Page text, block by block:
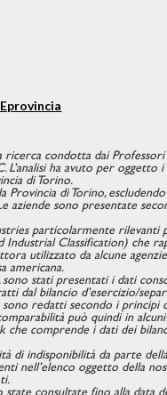
condotta dai
ha avuto per
di Torino.
di Torino,
aziende sono presentate
particolarmente rilevanti
Classification) che
utilizzato da alcune
americana.
stati presentati i dati
dal bilancio d’esercizio/
sono redatti secondo i
può quindi in
comprende i dati dei
di indisponibilità da parte
nell’elenco oggetto della
consultate fino alla data